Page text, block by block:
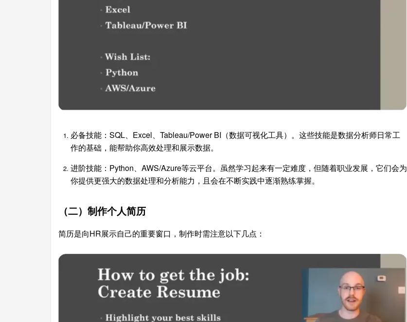
必备技能：SQL、Excel、Tableau/Power BI（数据可视化工具）。这些技能是数据分析师日常工
作的基础，能帮助你高效处理和展示数据。
进阶技能：Python、AWS/Azure等云平台。虽然学习起来有一定难度，但随着职业发展，它们会为
你提供更强大的数据处理和分析能力，且会在不断实践中逐渐熟练掌握。
（二）制作个人简历
简历是向HR展示自己的重要窗口，制作时需注意以下几点：